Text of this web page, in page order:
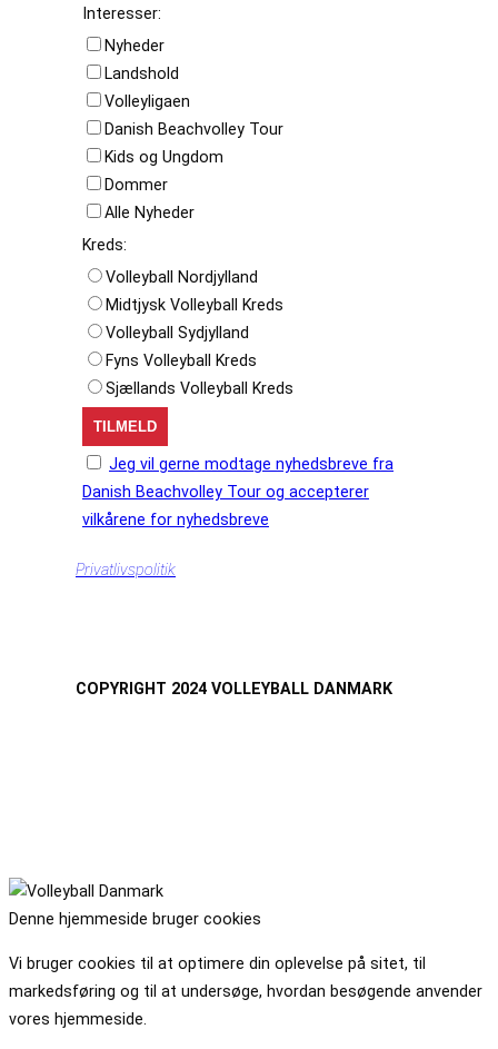
Interesser:
Nyheder
Landshold
Volleyligaen
Danish Beachvolley Tour
Kids og Ungdom
Dommer
Alle Nyheder
Kreds:
Volleyball Nordjylland
Midtjysk Volleyball Kreds
Volleyball Sydjylland
Fyns Volleyball Kreds
Sjællands Volleyball Kreds
Jeg vil gerne modtage nyhedsbreve fra
Danish Beachvolley Tour og accepterer
vilkårene for nyhedsbreve
Privatlivspolitik
COPYRIGHT 2024 VOLLEYBALL DANMARK
Denne hjemmeside bruger cookies
Vi bruger cookies til at optimere din oplevelse på sitet, til
markedsføring og til at undersøge, hvordan besøgende anvender
vores hjemmeside.